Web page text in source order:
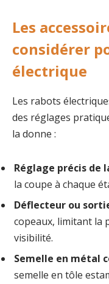
Les
considérer
électrique
Les rabots
des réglages
la donne :
Réglage précis de
la coupe à chaque
Déflecteur ou
copeaux, limitant la
visibilité.
Semelle en métal
semelle en tôle